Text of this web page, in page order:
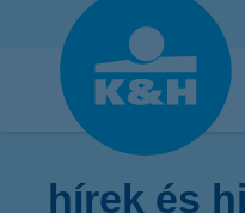
hírek és